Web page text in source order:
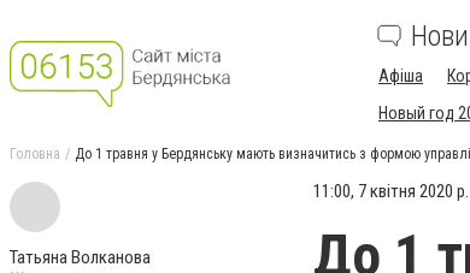
Афіша
Новый год
Головна До 1 травня у Бердянську мають визначитись з формою
Татьяна Волканова
11:00, 7 квітня 2020 р.
До 1